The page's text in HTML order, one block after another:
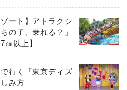
ート】アトラクシ
の子、乗れる？」
㎝以上】
行く「東京ディズ
み方